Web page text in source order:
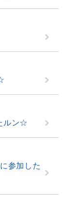
ルン☆
参加した